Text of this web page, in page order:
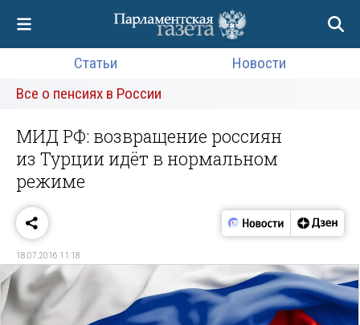
Статьи
Новости
Все о пенсиях в России
МИД РФ: возвращение россиян
из Турции идёт в нормальном
режиме
18.07.2016 11:18